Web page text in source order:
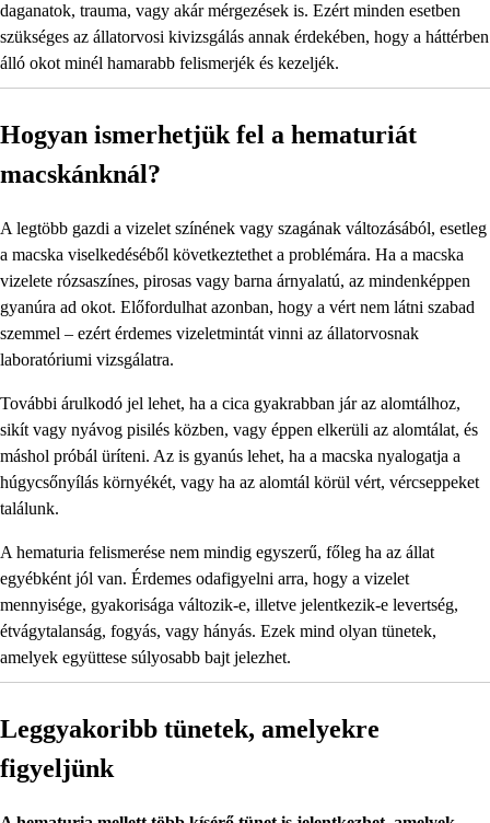
daganatok, trauma, vagy akár mérgezések is. Ezért minden esetben
szükséges az állatorvosi kivizsgálás annak érdekében, hogy a háttérben
álló okot minél hamarabb felismerjék és kezeljék.
Hogyan ismerhetjük fel a hematuriát
macskánknál?
A legtöbb gazdi a vizelet színének vagy szagának változásából, esetleg
a macska viselkedéséből következtethet a problémára. Ha a macska
vizelete rózsaszínes, pirosas vagy barna árnyalatú, az mindenképpen
gyanúra ad okot. Előfordulhat azonban, hogy a vért nem látni szabad
szemmel – ezért érdemes vizeletmintát vinni az állatorvosnak
laboratóriumi vizsgálatra.
További árulkodó jel lehet, ha a cica gyakrabban jár az alomtálhoz,
sikít vagy nyávog pisilés közben, vagy éppen elkerüli az alomtálat, és
máshol próbál üríteni. Az is gyanús lehet, ha a macska nyalogatja a
húgycsőnyílás környékét, vagy ha az alomtál körül vért, vércseppeket
találunk.
A hematuria felismerése nem mindig egyszerű, főleg ha az állat
egyébként jól van. Érdemes odafigyelni arra, hogy a vizelet
mennyisége, gyakorisága változik-e, illetve jelentkezik-e levertség,
étvágytalanság, fogyás, vagy hányás. Ezek mind olyan tünetek,
amelyek együttese súlyosabb bajt jelezhet.
Leggyakoribb tünetek, amelyekre
figyeljünk